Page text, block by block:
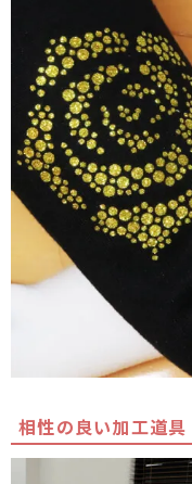
相性の良い加工道具